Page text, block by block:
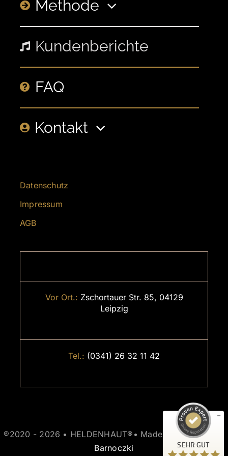
Methode
Kundenberichte
FAQ
Kontakt
Datenschutz
Impressum
AGB
Vor Ort.: Zschortauer Str. 85, 04129
Leipzig
Tel.: (0341) 26 32 11 42
®2020 - 2026 • HELDENHAUT®• Made with ❤️by Sina
Barnoczki
SEHR GUT
HELDENHAUT
ProvenExpert.com
14
Bewertungen auf
ProvenExpert.com
20
Bewertungen von
1
anderen Quelle